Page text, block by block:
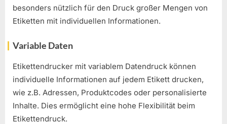
besonders nützlich für den Druck großer Mengen von
Etiketten mit individuellen Informationen.
Variable Daten
Etikettendrucker mit variablem Datendruck können
individuelle Informationen auf jedem Etikett drucken,
wie z.B. Adressen, Produktcodes oder personalisierte
Inhalte. Dies ermöglicht eine hohe Flexibilität beim
Etikettendruck.